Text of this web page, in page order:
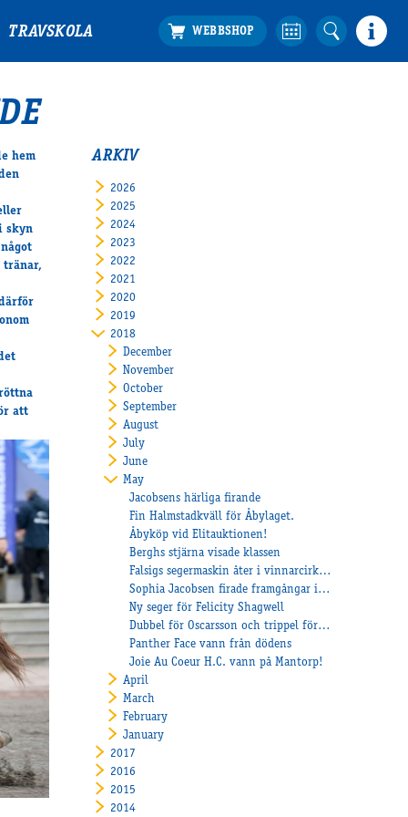
TRAVSKOLA
hem
skyn
tränar,
att
ARKIV
2026
2025
2024
2023
2022
2021
2020
2019
2018
December
November
October
September
August
July
June
May
Jacobsens härliga firande
Fin Halmstadkväll för Åbylaget.
Åbyköp vid Elitauktionen!
Berghs stjärna visade klassen
Falsigs segermaskin åter i vinnarcirkeln
Sophia Jacobsen firade framgångar i Norge
Ny seger för Felicity Shagwell
Dubbel för Oscarsson och trippel för Heiskanen
Panther Face vann från dödens
Joie Au Coeur H.C. vann på Mantorp!
April
March
February
January
2017
2016
2015
2014